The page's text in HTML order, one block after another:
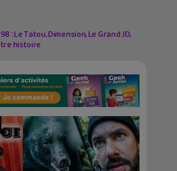
: Le Tatou, Dimension, Le Grand JD,
histoire